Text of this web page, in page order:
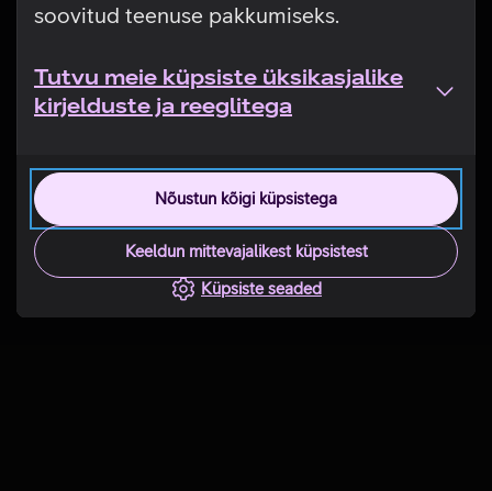
soovitud teenuse pakkumiseks.
Tutvu meie küpsiste üksikasjalike
kirjelduste ja reeglitega
Nõustun kõigi küpsistega
Keeldun mittevajalikest küpsistest
Küpsiste seaded